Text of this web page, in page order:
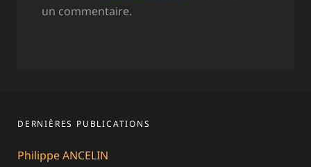
un commentaire.
DERNIÈRES PUBLICATIONS
Philippe ANCELIN